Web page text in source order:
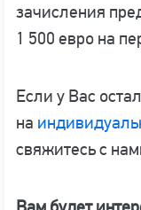
зачисления
1 500 евро на
Если у Вас
на
свяжитесь с